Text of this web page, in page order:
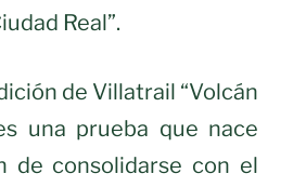
Real”.
de Villatrail “Volcán
una prueba que nace
de consolidarse con el